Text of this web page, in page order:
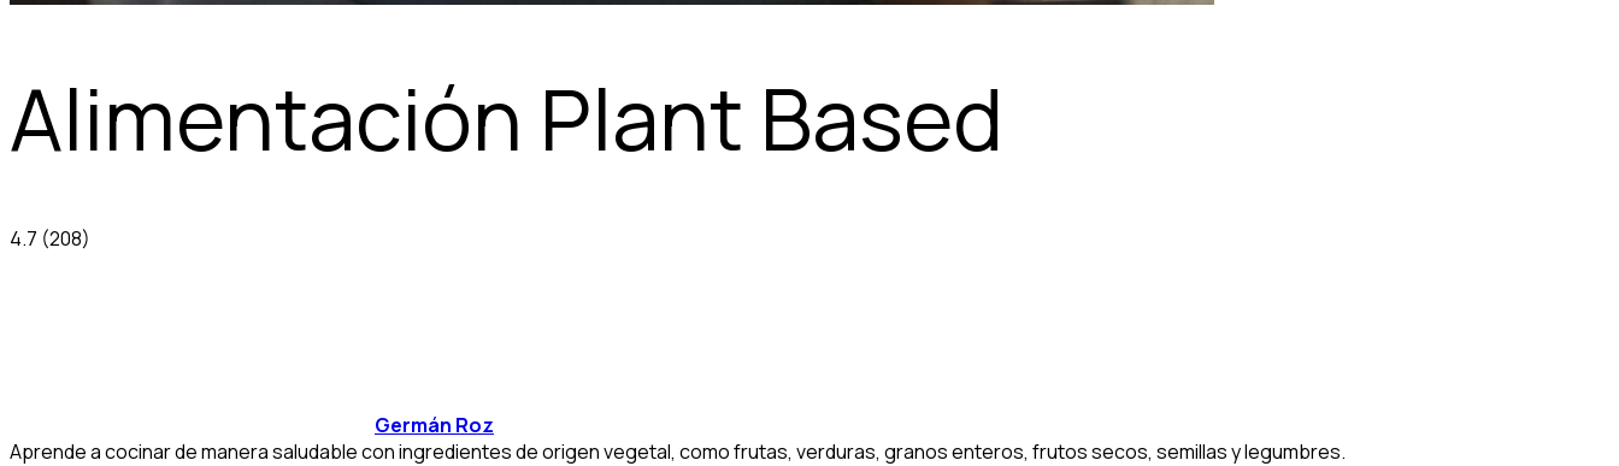
Alimentación Plant Based
4.7 (208)
Germán Roz
Aprende a cocinar de manera saludable con ingredientes de origen vegetal, como frutas, verduras, granos enteros, frutos secos, semillas y legumbres.